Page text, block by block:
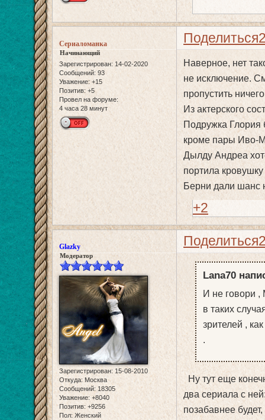
Поделиться
Сериаломанка
Начинающий
Зарегистрирован: 14-02-2020
Сообщений: 93
Уважение: +15
Позитив: +5
Провел на форуме:
4 часа 28 минут
Наверное, нет
не исключение.
пропустить
Из актерского
Подружка
кроме пары Иво-
Дылду Андреа
портила
Берни дали шанс
+2
Поделиться
Glazky
Модератор
Зарегистрирован: 15-08-2010
Откуда: Москва
Сообщений: 18305
Уважение: +8040
Позитив: +9256
Пол: Женский
Lana70
И не говори ,
в таких
зрителей ,
.
Ну тут еще
два сериала с
позабавнее